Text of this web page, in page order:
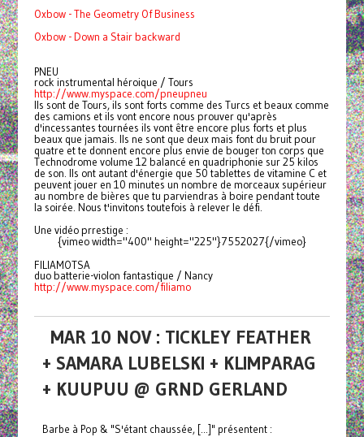
Oxbow - The Geometry Of Business
Oxbow - Down a Stair backward
PNEU
rock instrumental héroique / Tours
http://www.myspace.com/pneupneu
Ils sont de Tours, ils sont forts comme des Turcs et beaux comme
des camions et ils vont encore nous prouver qu'après
d'incessantes tournées ils vont être encore plus forts et plus
beaux que jamais. Ils ne sont que deux mais font du bruit pour
quatre et te donnent encore plus envie de bouger ton corps que
Technodrome volume 12 balancé en quadriphonie sur 25 kilos
de son. Ils ont autant d'énergie que 50 tablettes de vitamine C et
peuvent jouer en 10 minutes un nombre de morceaux supérieur
au nombre de bières que tu parviendras à boire pendant toute
la soirée. Nous t'invitons toutefois à relever le défi.
Une vidéo prrestige :
{vimeo width="400" height="225"}7552027{/vimeo}
FILIAMOTSA
duo batterie-violon fantastique / Nancy
http://www.myspace.com/filiamo
MAR 10 NOV : TICKLEY FEATHER
+ SAMARA LUBELSKI + KLIMPARAG
+ KUUPUU @ GRND GERLAND
Barbe à Pop & "S'étant chaussée, [...]" présentent :